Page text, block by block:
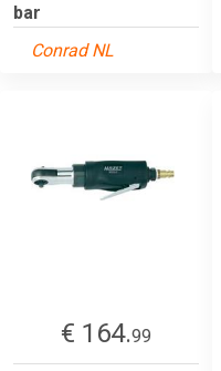
bar
Conrad NL
€ 164.99